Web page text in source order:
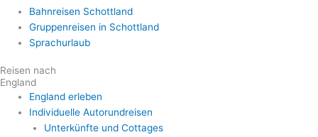
Bahnreisen Schottland
Gruppenreisen in Schottland
Sprachurlaub
Reisen nach
England
England erleben
Individuelle Autorundreisen
Unterkünfte und Cottages